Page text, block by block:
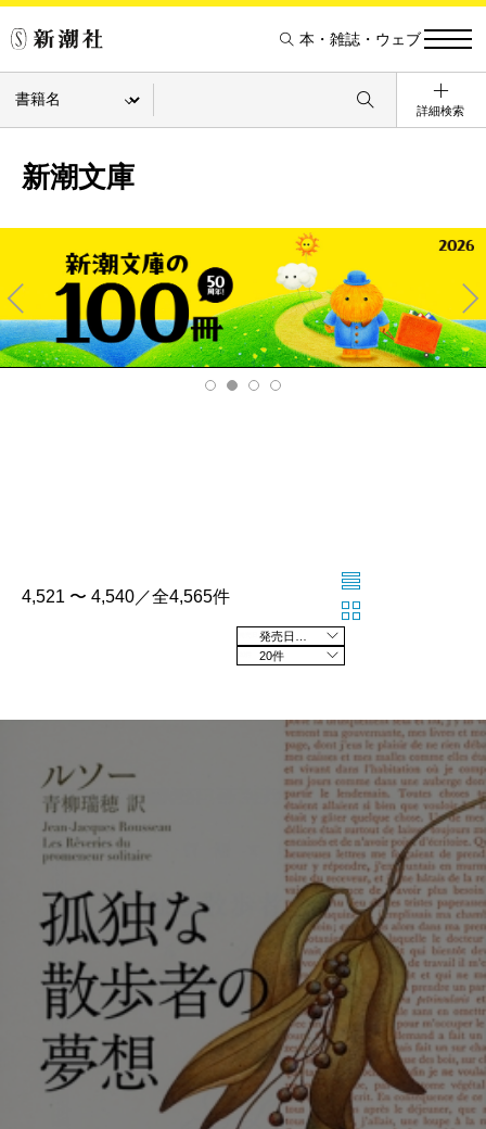
本・雑誌・ウェブ
詳細検索
新潮文庫
Pre
v
Ne
xt
4,521 〜 4,540／全4,565件
20件